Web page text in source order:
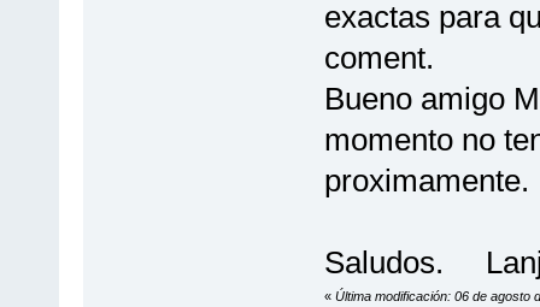
exactas para
coment.
Bueno amigo
momento no
proximamente.
Saludos.
« Última modificación: 06 de agosto